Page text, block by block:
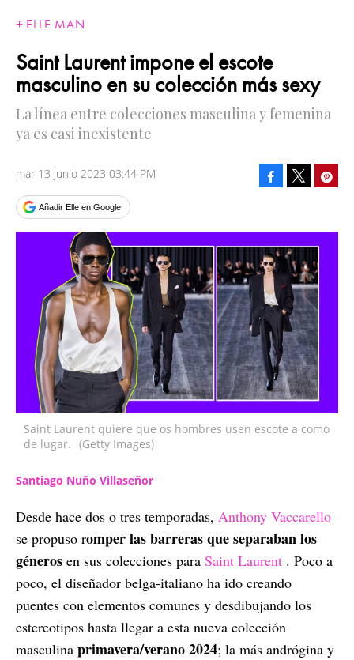
ELLE MAN
Saint Laurent impone el escote
masculino en su colección más sexy
La línea entre colecciones masculina y femenina
ya es casi inexistente
mar 13 junio 2023 03:44 PM
Añadir Elle en Google
Facebook
Saint Laurent quiere que os hombres usen escote a como
de lugar. (Getty Images)
Santiago Nuño Villaseñor
Desde hace dos o tres temporadas, Anthony Vaccarello
se propuso romper las barreras que separaban los
géneros en sus colecciones para Saint Laurent . Poco a
poco, el diseñador belga-italiano ha ido creando
puentes con elementos comunes y desdibujando los
estereotipos hasta llegar a esta nueva colección
masculina primavera/verano 2024; la más andrógina y